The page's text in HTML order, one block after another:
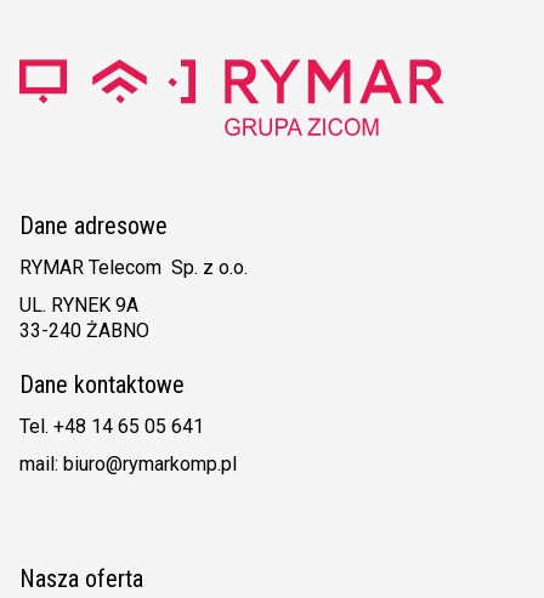
Dane adresowe
RYMAR Telecom Sp. z o.o.
UL. RYNEK 9A
33-240 ŻABNO
Dane kontaktowe
Tel. +48 14 65 05 641
mail: biuro@rymarkomp.pl
Nasza oferta